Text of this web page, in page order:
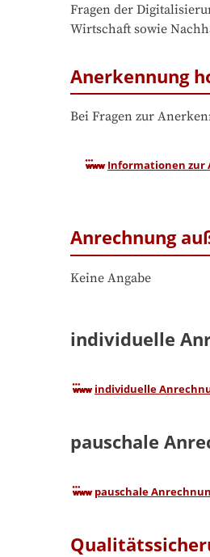
Fragen der
Wirtschaft sowie
Anerkennung
Bei Fragen zur
Informationen zur
Anrechnung
Keine Angabe
individuelle
individuelle
pauschale
pauschale